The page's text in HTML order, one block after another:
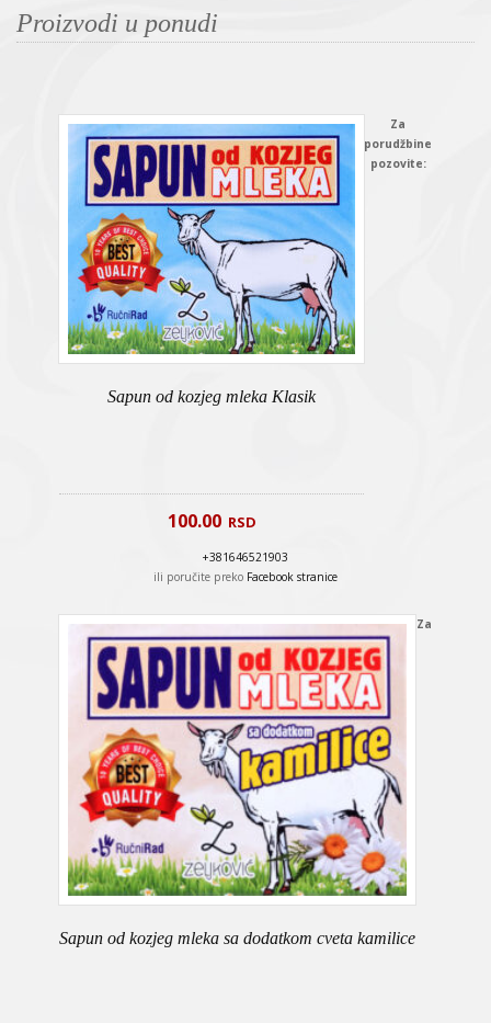
Proizvodi u ponudi
Sapun od kozjeg mleka Klasik
100.00 RSD
Za
porudžbine
pozovite:
+381646521903
ili poručite preko Facebook stranice
Sapun od kozjeg mleka sa dodatkom cveta kamilice
Za